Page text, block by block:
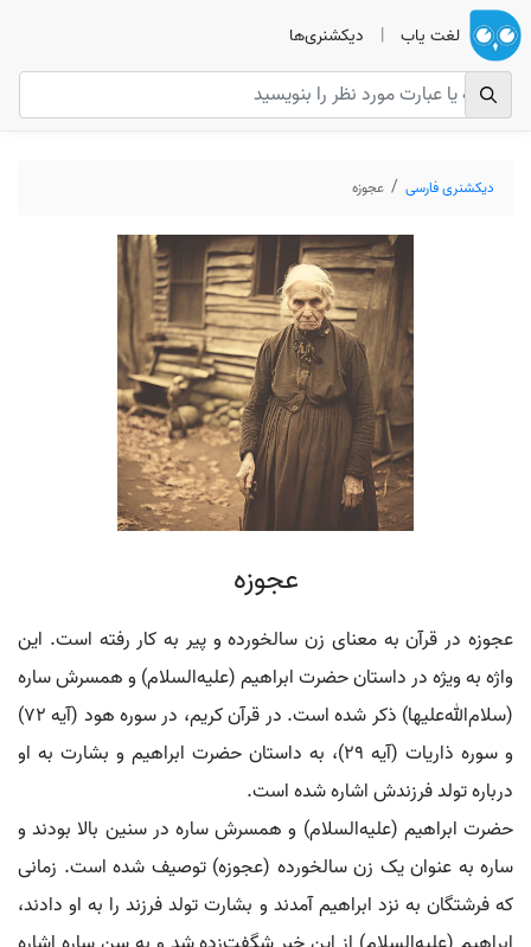
لغت یاب | دیکشنری‌ها
دیکشنری فارسی عجوزه
عجوزه
عجوزه در قرآن به معنای زن سالخورده و پیر به کار رفته است. این
واژه به‌ ویژه در داستان حضرت ابراهیم (علیه‌السلام) و همسرش ساره
(سلام‌الله‌علیها) ذکر شده است. در قرآن کریم، در سوره هود (آیه 72)
و سوره ذاریات (آیه 29)، به داستان حضرت ابراهیم و بشارت به او
درباره تولد فرزندش اشاره شده است.
حضرت ابراهیم (علیه‌السلام) و همسرش ساره در سنین بالا بودند و
ساره به عنوان یک زن سالخورده (عجوزه) توصیف شده است. زمانی
که فرشتگان به نزد ابراهیم آمدند و بشارت تولد فرزند را به او دادند،